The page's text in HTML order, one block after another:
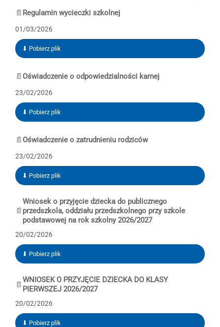
📄 Regulamin wycieczki szkolnej
01/03/2026
⬇ Pobierz plik
📄 Oświadczenie o odpowiedzialności karnej
23/02/2026
⬇ Pobierz plik
📄 Oświadczenie o zatrudnieniu rodziców
23/02/2026
⬇ Pobierz plik
📄
Wniosek o przyjęcie dziecka do publicznego
przedszkola, oddziału przedszkolnego przy szkole
podstawowej na rok szkolny 2026/2027
20/02/2026
⬇ Pobierz plik
📄
WNIOSEK O PRZYJĘCIE DZIECKA DO KLASY
PIERWSZEJ 2026/2027
20/02/2026
⬇ Pobierz plik